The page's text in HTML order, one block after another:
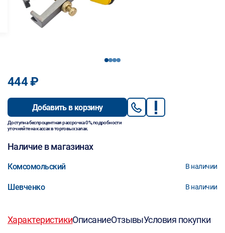
1234
444 ₽
Добавить в корзину
Доступна беспроцентная рассрочка 0%, подробности
уточняйте на кассах в торговых залах.
Наличие в магазинах
Комсомольский В наличии
Шевченко В наличии
ХарактеристикиОписаниеОтзывыУсловия покупки